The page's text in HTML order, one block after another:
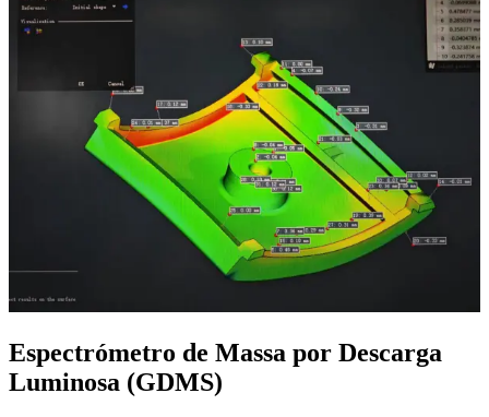
Espectrómetro de Massa por Descarga
Luminosa (GDMS)